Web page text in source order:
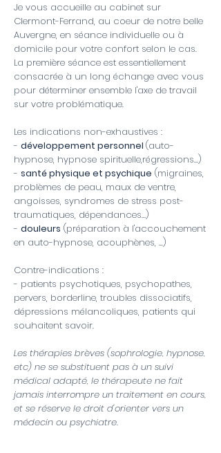
Je vous accueille au cabinet sur
Clermont-Ferrand, au coeur de notre belle
Auvergne, en séance individuelle ou à
domicile pour votre confort selon le cas.
La première séance est essentiellement
consacrée à un long échange avec vous
pour déterminer ensemble l'axe de travail
sur votre problématique.
Les indications non-exhaustives :
- développement personnel (auto-
hypnose, hypnose spirituelle,régressions...)
- santé physique et psychique (migraines,
problèmes de peau, maux de ventre,
angoisses, syndromes de stress post-
traumatiques, dépendances…)
- douleurs (préparation à l'accouchement
en auto-hypnose, acouphènes, ...)
Contre-indications :
- patients psychotiques, psychopathes,
pervers, borderline, troubles dissociatifs,
dépressions mélancoliques, patients qui
souhaitent savoir.
Les thérapies brèves (sophrologie, hypnose,
etc) ne se substituent pas à un suivi
médical adapté, le thérapeute ne fait
jamais interrompre un traitement en cours,
et se réserve le droit d'orienter vers un
médecin ou psychiatre.